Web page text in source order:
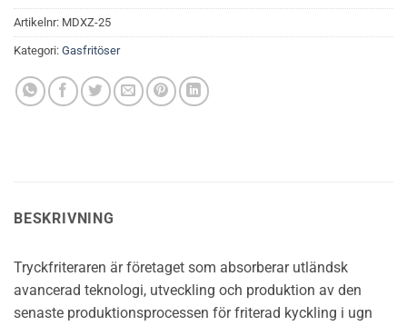
Artikelnr: MDXZ-25
Kategori: Gasfritöser
BESKRIVNING
Tryckfriteraren är företaget som absorberar utländsk
avancerad teknologi, utveckling och produktion av den
senaste produktionsprocessen för friterad kyckling i ugn